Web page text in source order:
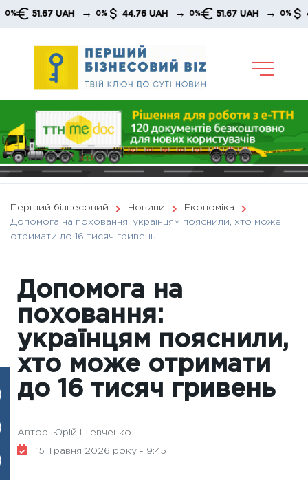
Skip
51.67 UAH → 0% 44.76 UAH → 0% 51.67 UAH → 0% 44.76
Перший бізнесовий Новини
Економіка
Допомога на поховання: українцям пояснили, хто може
отримати до 16 тисяч гривень
Допомога на
поховання:
українцям пояснили,
хто може отримати
до 16 тисяч гривень
Автор: Юрій Шевченко
15 Травня 2026 року - 9:45